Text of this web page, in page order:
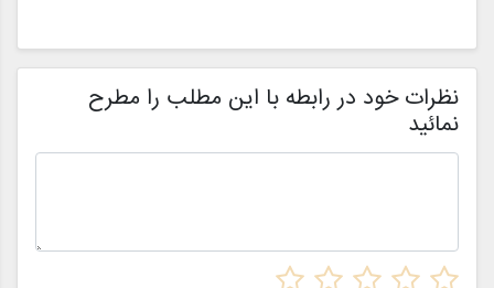
نظرات خود در رابطه با این مطلب را مطرح
نمائید